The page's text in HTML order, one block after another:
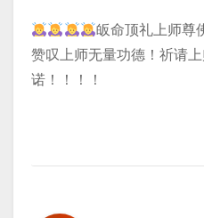
皈命顶礼上师尊
赞叹上师无量功德！祈请
诺！！！！